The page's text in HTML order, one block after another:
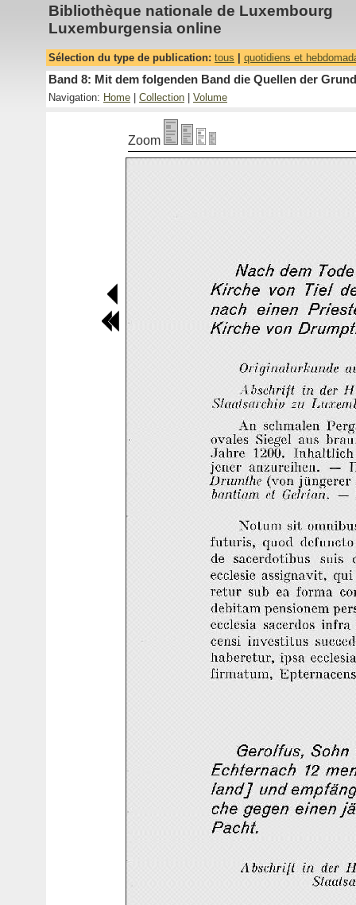
Bibliothèque nationale de Luxembourg
Luxemburgensia online
Sélection du type de publication: tous quotidiens et
Band 8: Mit dem folgenden Band die Quellen der
Navigation: Home Collection Volume
Zoom